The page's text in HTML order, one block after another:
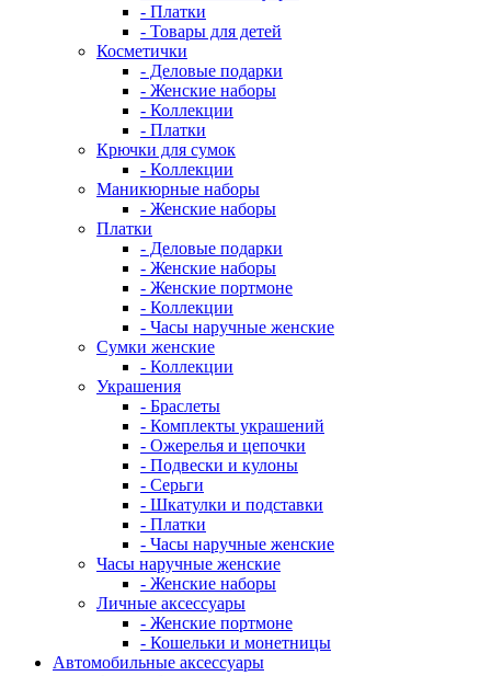
- Платки
- Товары для детей
Косметички
- Деловые подарки
- Женские наборы
- Коллекции
- Платки
Крючки для сумок
- Коллекции
Маникюрные наборы
- Женские наборы
Платки
- Деловые подарки
- Женские наборы
- Женские портмоне
- Коллекции
- Часы наручные женские
Сумки женские
- Коллекции
Украшения
- Браслеты
- Комплекты украшений
- Ожерелья и цепочки
- Подвески и кулоны
- Серьги
- Шкатулки и подставки
- Платки
- Часы наручные женские
Часы наручные женские
- Женские наборы
Личные аксессуары
- Женские портмоне
- Кошельки и монетницы
Автомобильные аксессуары